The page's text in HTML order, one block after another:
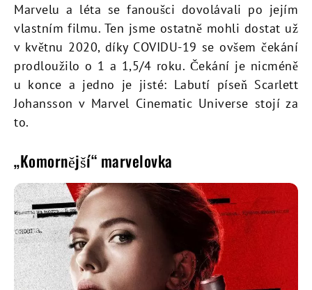
Marvelu a léta se fanoušci dovolávali po jejím
vlastním filmu. Ten jsme ostatně mohli dostat už
v květnu 2020, díky COVIDU-19 se ovšem čekání
prodloužilo o 1 a 1,5/4 roku. Čekání je nicméně
u konce a jedno je jisté: Labutí píseň Scarlett
Johansson v Marvel Cinematic Universe stojí za
to.
„Komornější“ marvelovka